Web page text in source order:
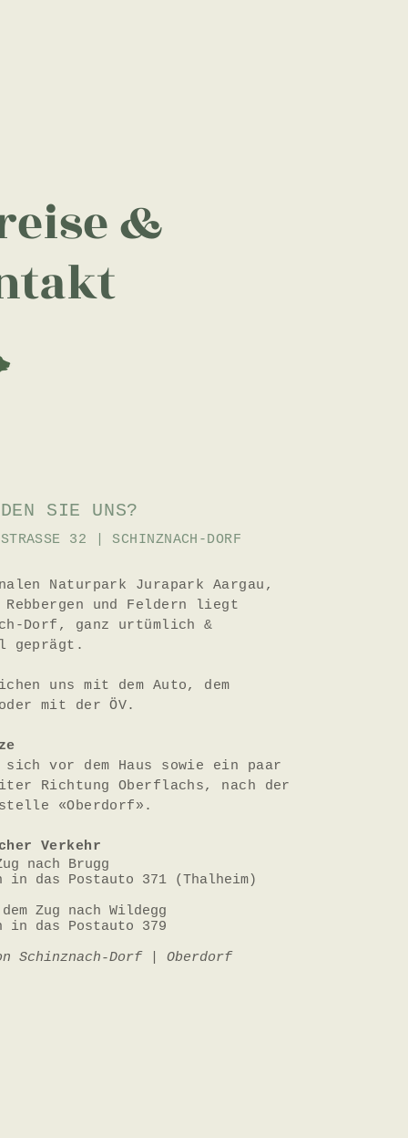
&
SIE UNS?
32 | SCHINZNACH-DORF
Naturpark Jurapark Aargau,
Rebbergen und Feldern liegt
Dorf, ganz urtümlich &
geprägt.
uns mit dem Auto, dem
mit der ÖV.
sich vor dem Haus sowie ein paar
Richtung Oberflachs, nach der
«Oberdorf».
Verkehr
nach Brugg
in das Postauto 371 (Thalheim)
Zug nach Wildegg
in das Postauto 379
Schinznach-Dorf | Oberdorf​